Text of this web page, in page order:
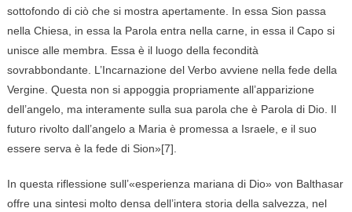
sottofondo di ciò che si mostra apertamente. In essa Sion passa
nella Chiesa, in essa la Parola entra nella carne, in essa il Capo si
unisce alle membra. Essa è il luogo della fecondità
sovrabbondante. L’Incarnazione del Verbo avviene nella fede della
Vergine. Questa non si appoggia propriamente all’apparizione
dell’angelo, ma interamente sulla sua parola che è Parola di Dio. Il
futuro rivolto dall’angelo a Maria è promessa a Israele, e il suo
essere serva è la fede di Sion»[7].
In questa riflessione sull’«esperienza mariana di Dio» von Balthasar
offre una sintesi molto densa dell’intera storia della salvezza, nel